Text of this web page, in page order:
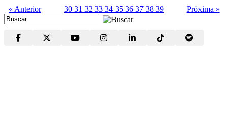
« Anterior 30 31 32 33 34 35 36 37 38 39 Próxima »